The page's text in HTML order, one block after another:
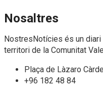
Nosaltres
NostresNotícies és un diari
territori de la Comunitat
Plaça de Làzaro
+96 182 48 84